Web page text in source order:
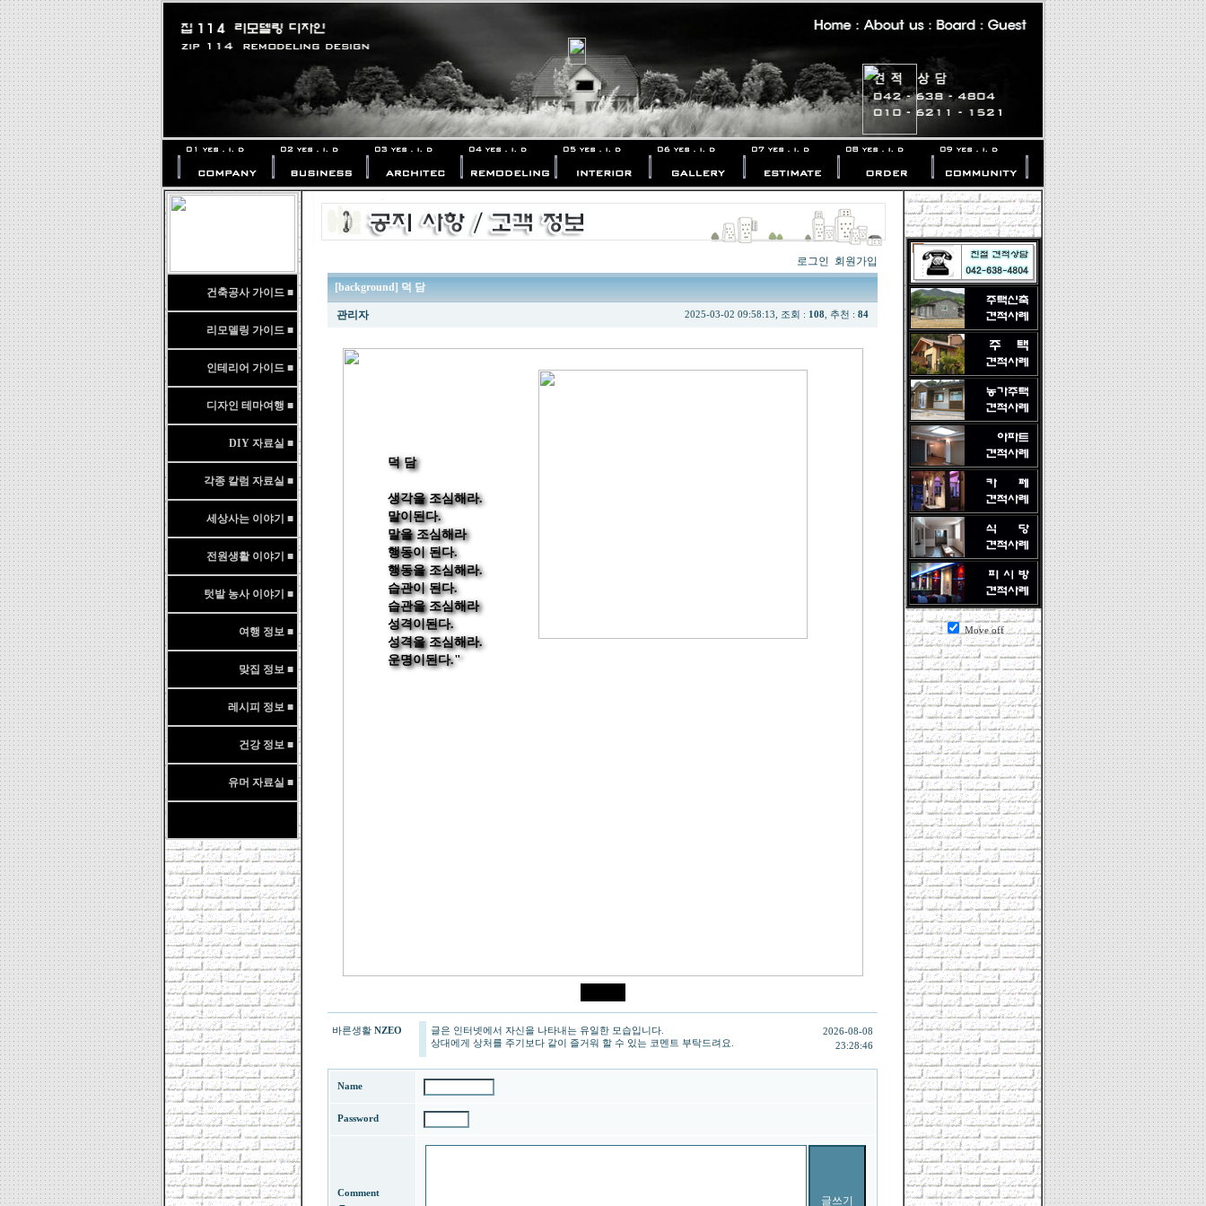
건축공사 가이드 ■
리모델링 가이드 ■
인테리어 가이드 ■
디자인 테마여행 ■
DIY 자료실 ■
각종 칼럼 자료실 ■
세상사는 이야기 ■
전원생활 이야기 ■
텃밭 농사 이야기 ■
여행 정보 ■
맞집 정보 ■
레시피 정보 ■
건강 정보 ■
유머 자료실 ■
로그인 회원가입
[background] 덕 담
관리자 2025-03-02 09:58:13, 조회 : 108 , 추천 : 84
덕 담
생각을 조심해라.
말이된다.
말을 조심해라
행동이 된다.
행동을 조심해라.
습관이 된다.
습관을 조심해라
성격이된다.
성격을 조심해라.
운명이된다."
바른생활 NZEO
글은 인터넷에서 자신을 나타내는 유일한 모습입니다.
상대에게 상처를 주기보다 같이 즐거워 할 수 있는 코멘트 부탁드려요.
2026-08-08
23:28:46
Name
Password
Comment
Move off